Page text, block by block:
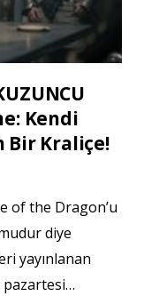
Kendi
Bir Kraliçe!
of the Dragon’u
diye
yayınlanan